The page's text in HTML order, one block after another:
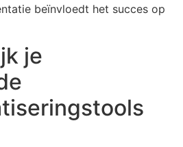
beïnvloedt het succes op
je